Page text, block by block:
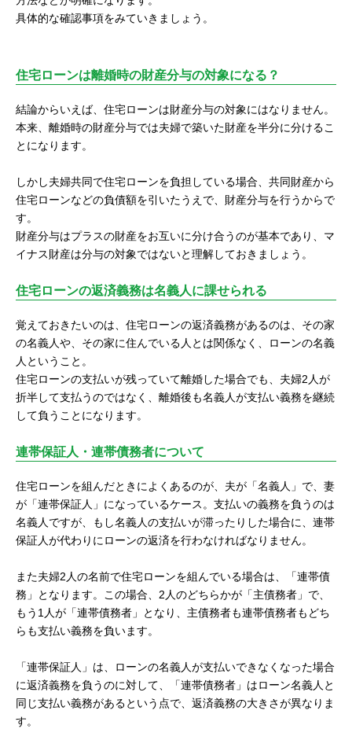
具体的な確認事項をみていきましょう。
住宅ローンは離婚時の財産分与の対象になる？
結論からいえば、住宅ローンは財産分与の対象にはなりません。
本来、離婚時の財産分与では夫婦で築いた財産を半分に分けるこ
とになります。
しかし夫婦共同で住宅ローンを負担している場合、共同財産から
住宅ローンなどの負債額を引いたうえで、財産分与を行うからで
す。
財産分与はプラスの財産をお互いに分け合うのが基本であり、マ
イナス財産は分与の対象ではないと理解しておきましょう。
住宅ローンの返済義務は名義人に課せられる
覚えておきたいのは、住宅ローンの返済義務があるのは、その家
の名義人や、その家に住んでいる人とは関係なく、ローンの名義
人ということ。
住宅ローンの支払いが残っていて離婚した場合でも、夫婦2人が
折半して支払うのではなく、離婚後も名義人が支払い義務を継続
して負うことになります。
連帯保証人・連帯債務者について
住宅ローンを組んだときによくあるのが、夫が「名義人」で、妻
が「連帯保証人」になっているケース。支払いの義務を負うのは
名義人ですが、もし名義人の支払いが滞ったりした場合に、連帯
保証人が代わりにローンの返済を行わなければなりません。
また夫婦2人の名前で住宅ローンを組んでいる場合は、「連帯債
務」となります。この場合、2人のどちらかが「主債務者」で、
もう1人が「連帯債務者」となり、主債務者も連帯債務者もどち
らも支払い義務を負います。
「連帯保証人」は、ローンの名義人が支払いできなくなった場合
に返済義務を負うのに対して、「連帯債務者」はローン名義人と
同じ支払い義務があるという点で、返済義務の大きさが異なりま
す。